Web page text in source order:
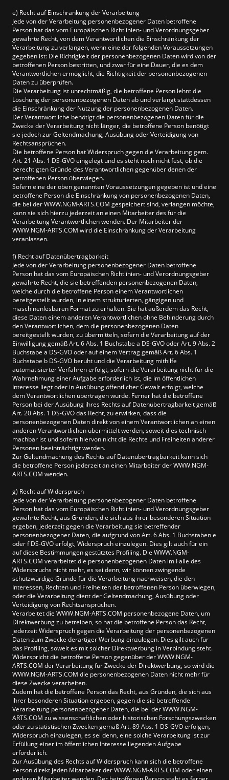
e) Recht auf Einschränkung der Verarbeitung
Jede von der Verarbeitung personenbezogener Daten betroffene
Person hat das vom Europäischen Richtlinien- und Verordnungsgeber
gewährte Recht, von dem Verantwortlichen die Einschränkung der
Verarbeitung zu verlangen, wenn eine der folgenden Voraussetzungen
gegeben ist: Die Richtigkeit der personenbezogenen Daten wird von der
betroffenen Person bestritten, und zwar für eine Dauer, die es dem
Verantwortlichen ermöglicht, die Richtigkeit der personenbezogenen
Daten zu überprüfen.
Die Verarbeitung ist unrechtmäßig, die betroffene Person lehnt die
Löschung der personenbezogenen Daten ab und verlangt stattdessen
die Einschränkung der Nutzung der personenbezogenen Daten.
Der Verantwortliche benötigt die personenbezogenen Daten für die
Zwecke der Verarbeitung nicht länger, die betroffene Person benötigt
sie jedoch zur Geltendmachung, Ausübung oder Verteidigung von
Rechtsansprüchen.
Die betroffene Person hat Widerspruch gegen die Verarbeitung gem.
Art. 21 Abs. 1 DS-GVO eingelegt und es steht noch nicht fest, ob die
berechtigten Gründe des Verantwortlichen gegenüber denen der
betroffenen Person überwiegen.
Sofern eine der oben genannten Voraussetzungen gegeben ist und eine
betroffene Person die Einschränkung von personenbezogenen Daten,
die bei der WWW.NGM-ARTS.COM gespeichert sind, verlangen möchte,
kann sie sich hierzu jederzeit an einen Mitarbeiter des für die
Verarbeitung Verantwortlichen wenden. Der Mitarbeiter der
WWW.NGM-ARTS.COM wird die Einschränkung der Verarbeitung
veranlassen.
f) Recht auf Datenübertragbarkeit
Jede von der Verarbeitung personenbezogener Daten betroffene
Person hat das vom Europäischen Richtlinien- und Verordnungsgeber
gewährte Recht, die sie betreffenden personenbezogenen Daten,
welche durch die betroffene Person einem Verantwortlichen
bereitgestellt wurden, in einem strukturierten, gängigen und
maschinenlesbaren Format zu erhalten. Sie hat außerdem das Recht,
diese Daten einem anderen Verantwortlichen ohne Behinderung durch
den Verantwortlichen, dem die personenbezogenen Daten
bereitgestellt wurden, zu übermitteln, sofern die Verarbeitung auf der
Einwilligung gemäß Art. 6 Abs. 1 Buchstabe a DS-GVO oder Art. 9 Abs. 2
Buchstabe a DS-GVO oder auf einem Vertrag gemäß Art. 6 Abs. 1
Buchstabe b DS-GVO beruht und die Verarbeitung mithilfe
automatisierter Verfahren erfolgt, sofern die Verarbeitung nicht für die
Wahrnehmung einer Aufgabe erforderlich ist, die im öffentlichen
Interesse liegt oder in Ausübung öffentlicher Gewalt erfolgt, welche
dem Verantwortlichen übertragen wurde. Ferner hat die betroffene
Person bei der Ausübung ihres Rechts auf Datenübertragbarkeit gemäß
Art. 20 Abs. 1 DS-GVO das Recht, zu erwirken, dass die
personenbezogenen Daten direkt von einem Verantwortlichen an einen
anderen Verantwortlichen übermittelt werden, soweit dies technisch
machbar ist und sofern hiervon nicht die Rechte und Freiheiten anderer
Personen beeinträchtigt werden.
Zur Geltendmachung des Rechts auf Datenübertragbarkeit kann sich
die betroffene Person jederzeit an einen Mitarbeiter der WWW.NGM-
ARTS.COM wenden.
g) Recht auf Widerspruch
Jede von der Verarbeitung personenbezogener Daten betroffene
Person hat das vom Europäischen Richtlinien- und Verordnungsgeber
gewährte Recht, aus Gründen, die sich aus ihrer besonderen Situation
ergeben, jederzeit gegen die Verarbeitung sie betreffender
personenbezogener Daten, die aufgrund von Art. 6 Abs. 1 Buchstaben e
oder f DS-GVO erfolgt, Widerspruch einzulegen. Dies gilt auch für ein
auf diese Bestimmungen gestütztes Profiling. Die WWW.NGM-
ARTS.COM verarbeitet die personenbezogenen Daten im Falle des
Widerspruchs nicht mehr, es sei denn, wir können zwingende
schutzwürdige Gründe für die Verarbeitung nachweisen, die den
Interessen, Rechten und Freiheiten der betroffenen Person überwiegen,
oder die Verarbeitung dient der Geltendmachung, Ausübung oder
Verteidigung von Rechtsansprüchen.
Verarbeitet die WWW.NGM-ARTS.COM personenbezogene Daten, um
Direktwerbung zu betreiben, so hat die betroffene Person das Recht,
jederzeit Widerspruch gegen die Verarbeitung der personenbezogenen
Daten zum Zwecke derartiger Werbung einzulegen. Dies gilt auch für
das Profiling, soweit es mit solcher Direktwerbung in Verbindung steht.
Widerspricht die betroffene Person gegenüber der WWW.NGM-
ARTS.COM der Verarbeitung für Zwecke der Direktwerbung, so wird die
WWW.NGM-ARTS.COM die personenbezogenen Daten nicht mehr für
diese Zwecke verarbeiten.
Zudem hat die betroffene Person das Recht, aus Gründen, die sich aus
ihrer besonderen Situation ergeben, gegen die sie betreffende
Verarbeitung personenbezogener Daten, die bei der WWW.NGM-
ARTS.COM zu wissenschaftlichen oder historischen Forschungszwecken
oder zu statistischen Zwecken gemäß Art. 89 Abs. 1 DS-GVO erfolgen,
Widerspruch einzulegen, es sei denn, eine solche Verarbeitung ist zur
Erfüllung einer im öffentlichen Interesse liegenden Aufgabe
erforderlich.
Zur Ausübung des Rechts auf Widerspruch kann sich die betroffene
Person direkt jeden Mitarbeiter der WWW.NGM-ARTS.COM oder einen